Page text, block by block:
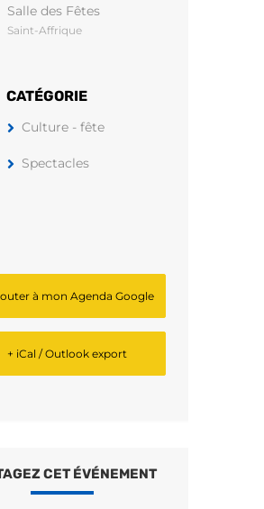
Salle des Fêtes
Saint-Affrique
CATÉGORIE
Culture - fête
Spectacles
à mon Agenda Google
+ iCal / Outlook export
CET ÉVÉNEMENT